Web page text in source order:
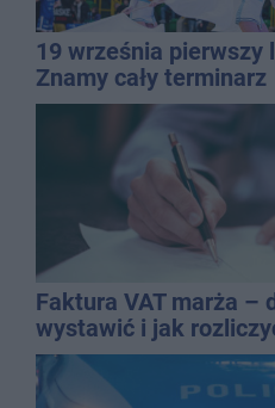
19 września pierwszy
Znamy cały terminarz
Faktura VAT marża –
wystawić i jak